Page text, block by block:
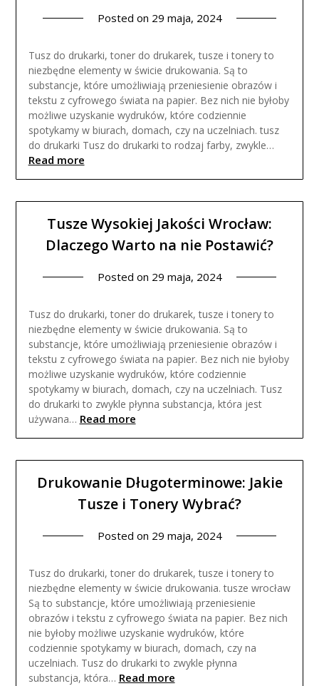
Posted on 29 maja, 2024
Tusz do drukarki, toner do drukarek, tusze i tonery to
niezbędne elementy w świcie drukowania. Są to
substancje, które umożliwiają przeniesienie obrazów i
tekstu z cyfrowego świata na papier. Bez nich nie byłoby
możliwe uzyskanie wydruków, które codziennie
spotykamy w biurach, domach, czy na uczelniach. tusz
do drukarki Tusz do drukarki to rodzaj farby, zwykle…
Read more
Tusze Wysokiej Jakości Wrocław:
Dlaczego Warto na nie Postawić?
Posted on 29 maja, 2024
Tusz do drukarki, toner do drukarek, tusze i tonery to
niezbędne elementy w świcie drukowania. Są to
substancje, które umożliwiają przeniesienie obrazów i
tekstu z cyfrowego świata na papier. Bez nich nie byłoby
możliwe uzyskanie wydruków, które codziennie
spotykamy w biurach, domach, czy na uczelniach. Tusz
do drukarki to zwykle płynna substancja, która jest
używana… Read more
Drukowanie Długoterminowe: Jakie
Tusze i Tonery Wybrać?
Posted on 29 maja, 2024
Tusz do drukarki, toner do drukarek, tusze i tonery to
niezbędne elementy w świcie drukowania. tusze wrocław
Są to substancje, które umożliwiają przeniesienie
obrazów i tekstu z cyfrowego świata na papier. Bez nich
nie byłoby możliwe uzyskanie wydruków, które
codziennie spotykamy w biurach, domach, czy na
uczelniach. Tusz do drukarki to zwykle płynna
substancja, która… Read more